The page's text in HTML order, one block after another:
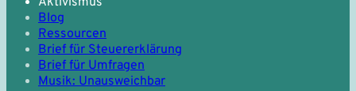
Blog
Ressourcen
Brief für Steuererklärung
Brief für Umfragen
Musik: Unausweichbar